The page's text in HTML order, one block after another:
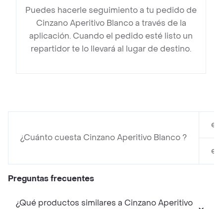
Puedes hacerle seguimiento a tu pedido de
Cinzano Aperitivo Blanco a través de la
aplicación. Cuando el pedido esté listo un
repartidor te lo llevará al lugar de destino.
¿Cuánto cuesta Cinzano Aperitivo Blanco ?
Preguntas frecuentes
¿Qué productos similares a Cinzano Aperitivo